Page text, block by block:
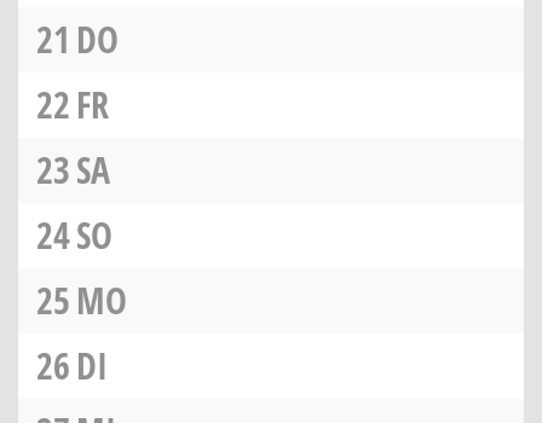
21 DO
22FR
23SA
24SO
25MO
26DI